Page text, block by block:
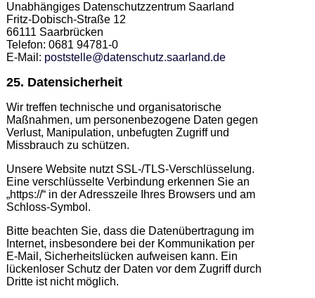
Unabhängiges Datenschutzzentrum Saarland
Fritz-Dobisch-Straße 12
66111 Saarbrücken
Telefon: 0681 94781-0
E-Mail: poststelle@datenschutz.saarland.de
25. Datensicherheit
Wir treffen technische und organisatorische
Maßnahmen, um personenbezogene Daten gegen
Verlust, Manipulation, unbefugten Zugriff und
Missbrauch zu schützen.
Unsere Website nutzt SSL-/TLS-Verschlüsselung.
Eine verschlüsselte Verbindung erkennen Sie an
„https://“ in der Adresszeile Ihres Browsers und am
Schloss-Symbol.
Bitte beachten Sie, dass die Datenübertragung im
Internet, insbesondere bei der Kommunikation per
E-Mail, Sicherheitslücken aufweisen kann. Ein
lückenloser Schutz der Daten vor dem Zugriff durch
Dritte ist nicht möglich.